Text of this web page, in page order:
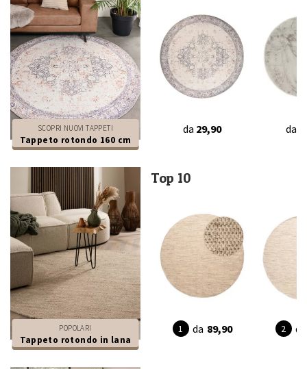
SCOPRI NUOVI TAPPETI
Tappeto rotondo 160 cm
da 29,90 da
POPOLARI
Tappeto rotondo in lana
Top 10
da 89,90 da